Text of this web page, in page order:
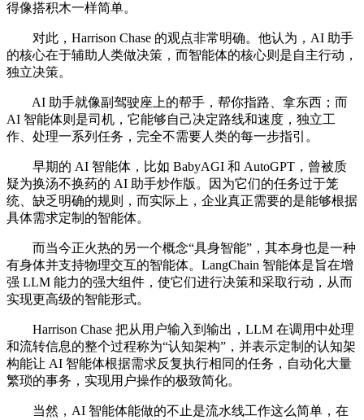
得像搭积木一样简单。
对此，Harrison Chase 的观点非常明确。他认为，AI 助手
的核心在于辅助人类做决策，而智能体的核心则是自主行动，
独立决策。
AI 助手就像副驾驶座上的帮手，帮你指路、拿东西；而
AI 智能体则是司机，它能够自己决定路线和速度，独立工
作、处理一系列任务，完全不需要人类的每一步指引。
早期的 AI 智能体，比如 BabyAGI 和 AutoGPT，曾被质
疑为换汤不换药的 AI 助手炒作版。因为它们的任务过于笼
统、缺乏明确的规则，而实际上，企业真正需要的是能够根据
具体需求定制的智能体。
而当今正火热的另一个概念“具身智能”，其本身也是一种
有身体并支持物理交互的智能体。LangChain 智能体是旨在增
强 LLM 能力的强大组件，使它们进行决策和采取行动，从而
实现更高级的智能形式。
Harrison Chase 把从用户输入到输出，LLM 在调用中处理
和流转信息的整个过程称为“认知架构”，并表示定制的认知架
构能让 AI 智能体根据需求反复执行相同的任务，自动化大量
繁琐的事务，实现用户操作的极致简化。
当然，AI 智能体能做的不止是流水线工作这么简单，在